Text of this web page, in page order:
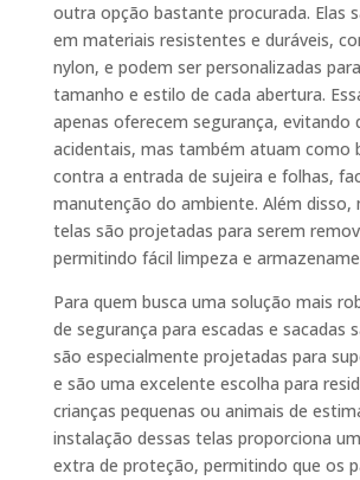
outra opção bastante procurada. Elas
em materiais resistentes e duráveis,
nylon, e podem ser personalizadas
tamanho e estilo de cada abertura.
apenas oferecem segurança, evitando
acidentais, mas também atuam como
contra a entrada de sujeira e folhas,
manutenção do ambiente. Além disso,
telas são projetadas para serem
permitindo fácil limpeza e
Para quem busca uma solução mais
de segurança para escadas e sacadas
são especialmente projetadas para
e são uma excelente escolha para
crianças pequenas ou animais de
instalação dessas telas proporciona
extra de proteção, permitindo que os